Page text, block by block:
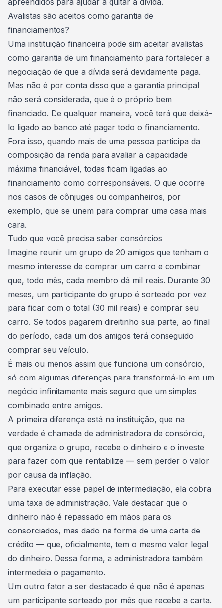
apreendidos para ajudar a quitar a dívida.
Avalistas são aceitos como garantia de
financiamentos?
Uma instituição financeira pode sim aceitar avalistas
como garantia de um financiamento para fortalecer a
negociação de que a dívida será devidamente paga.
Mas não é por conta disso que a garantia principal
não será considerada, que é o próprio bem
financiado. De qualquer maneira, você terá que deixá-
lo ligado ao banco até pagar todo o financiamento.
Fora isso, quando mais de uma pessoa participa da
composição da renda para avaliar a capacidade
máxima financiável, todas ficam ligadas ao
financiamento como corresponsáveis. O que ocorre
nos casos de cônjuges ou companheiros, por
exemplo, que se unem para comprar uma casa mais
cara.
Tudo que você precisa saber consórcios
Imagine reunir um grupo de 20 amigos que tenham o
mesmo interesse de comprar um carro e combinar
que, todo mês, cada membro dá mil reais. Durante 30
meses, um participante do grupo é sorteado por vez
para ficar com o total (30 mil reais) e comprar seu
carro. Se todos pagarem direitinho sua parte, ao final
do período, cada um dos amigos terá conseguido
comprar seu veículo.
É mais ou menos assim que funciona um consórcio,
só com algumas diferenças para transformá-lo em um
negócio infinitamente mais seguro que um simples
combinado entre amigos.
A primeira diferença está na instituição, que na
verdade é chamada de administradora de consórcio,
que organiza o grupo, recebe o dinheiro e o investe
para fazer com que rentabilize — sem perder o valor
por causa da inflação.
Para executar esse papel de intermediação, ela cobra
uma taxa de administração. Vale destacar que o
dinheiro não é repassado em mãos para os
consorciados, mas dado na forma de uma carta de
crédito — que, oficialmente, tem o mesmo valor legal
do dinheiro. Dessa forma, a administradora também
intermedeia o pagamento.
Um outro fator a ser destacado é que não é apenas
um participante sorteado por mês que recebe a carta.